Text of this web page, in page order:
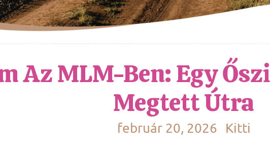
Az MLM-Ben: Egy
Megtett Útra
február 20, 2026 Kitti